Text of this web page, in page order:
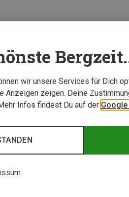
wir unsere Services für Dich
Anzeigen zeigen. Deine
Infos findest Du auf der